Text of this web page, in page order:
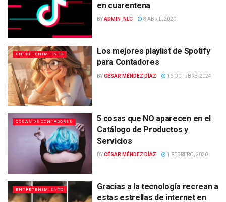
en cuarentena
BYADMIN_NLC 8 ABRIL, 2020
ENTRETENIMIENTO
Los mejores playlist de Spotify
para Contadores
BYCÉSAR MÉNDEZ DÍAZ 16 OCTUBRE, 2024
COSAS DE CONTADORES
5 cosas que NO aparecen en el
Catálogo de Productos y
Servicios
BYCÉSAR MÉNDEZ DÍAZ 1 FEBRERO, 2020
ENTRETENIMIENTO
Gracias a la tecnología recrean a
estas estrellas de internet en